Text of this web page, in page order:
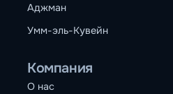
Аджман
Умм-эль-Кувейн
Компания
О нас